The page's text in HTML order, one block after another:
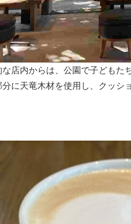
な店内からは、公園で子どもた
分に天竜木材を使用し、クッシ